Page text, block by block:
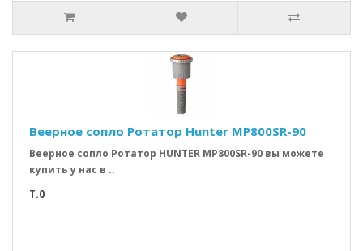
Веерное сопло Ротатор Hunter MP800SR-90
Веерное сопло Ротатор HUNTER MP800SR-90 вы можете
купить у нас в ..
T.0